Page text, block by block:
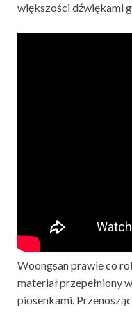
większości dźwiękami
Woongsan prawie co
materiał przepełniony
piosenkami.